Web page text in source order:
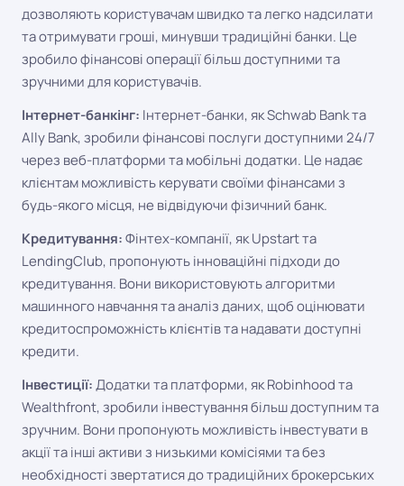
дозволяють користувачам швидко та легко надсилати
та отримувати гроші, минувши традиційні банки. Це
зробило фінансові операції більш доступними та
зручними для користувачів.
Інтернет-банкінг: Інтернет-банки, як Schwab Bank та
Ally Bank, зробили фінансові послуги доступними 24/7
через веб-платформи та мобільні додатки. Це надає
клієнтам можливість керувати своїми фінансами з
будь-якого місця, не відвідуючи фізичний банк.
Кредитування:Фінтех-компанії, як Upstart та
LendingClub, пропонують інноваційні підходи до
кредитування. Вони використовують алгоритми
машинного навчання та аналіз даних, щоб оцінювати
кредитоспроможність клієнтів та надавати доступні
кредити.
Інвестиції:Додатки та платформи, як Robinhood та
Wealthfront, зробили інвестування більш доступним та
зручним. Вони пропонують можливість інвестувати в
акції та інші активи з низькими комісіями та без
необхідності звертатися до традиційних брокерських